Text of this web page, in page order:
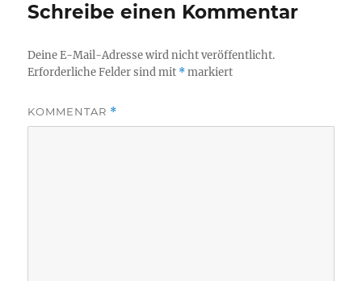
Schreibe einen Kommentar
Deine E-Mail-Adresse wird nicht veröffentlicht.
Erforderliche Felder sind mit *markiert
KOMMENTAR *